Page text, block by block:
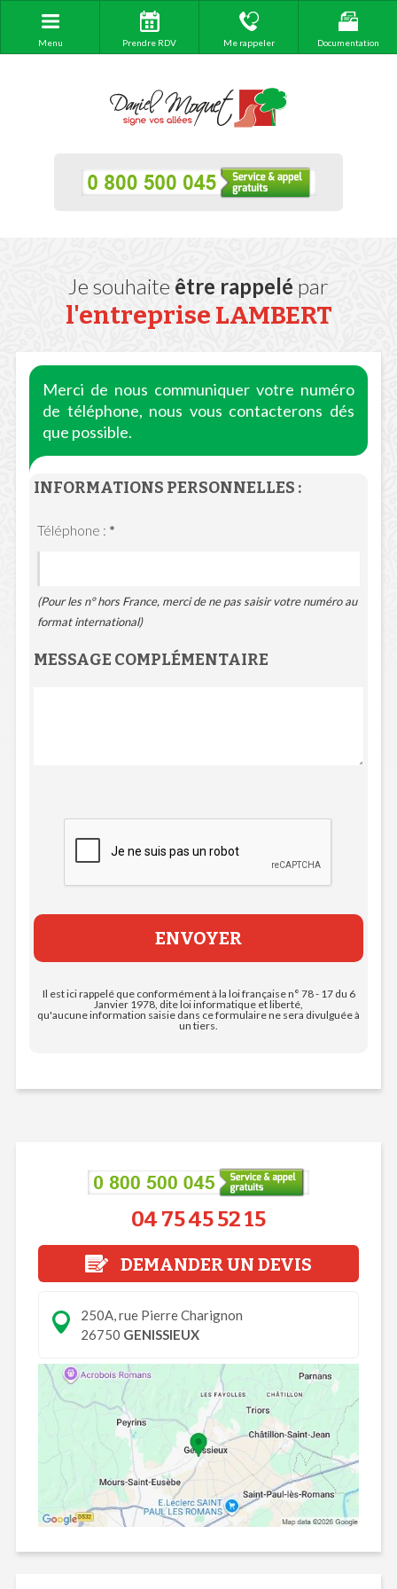
Menu Prendre RDV Me rappeler Documentation
Je souhaite être rappelé par
l'entreprise LAMBERT
04 75 45 52 15
DEMANDER UN DEVIS
250A, rue Pierre Charignon
26750 GENISSIEUX
Merci de nous communiquer votre numéro
de téléphone, nous vous contacterons dés
que possible.
INFORMATIONS PERSONNELLES :
Téléphone : *
(Pour les n° hors France, merci de ne pas saisir votre numéro au
format international)
MESSAGE COMPLÉMENTAIRE
Il est ici rappelé que conformément à la loi française n° 78 - 17 du 6
Janvier 1978, dite loi informatique et liberté,
qu'aucune information saisie dans ce formulaire ne sera divulguée à
un tiers.